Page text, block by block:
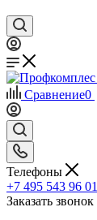
Сравнение0
Телефоны
+7 495 543 96 01
Заказать звонок